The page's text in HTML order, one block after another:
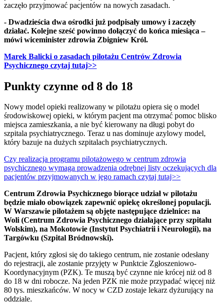
zaczęło przyjmować pacjentów na nowych zasadach.
- Dwadzieścia dwa ośrodki już podpisały umowy i zaczęły
działać. Kolejne sześć powinno dołączyć do końca miesiąca –
mówi wiceminister zdrowia Zbigniew Król.
Marek Balicki o zasadach pilotażu Centrów Zdrowia
Psychicznego czytaj tutaj>>
Punkty czynne od 8 do 18
Nowy model opieki realizowany w pilotażu opiera się o model
środowiskowej opieki, w którym pacjent ma otrzymać pomoc blisko
miejsca zamieszkania, a nie być kierowany na długi pobyt do
szpitala psychiatrycznego. Teraz u nas dominuje azylowy model,
który bazuje na dużych szpitalach psychiatrycznych.
Czy realizacja programu pilotażowego w centrum zdrowia
psychicznego wymaga prowadzenia odrębnej listy oczekujących dla
pacjentów przyjmowanych w jego ramach czytaj tutaj>>
Centrum Zdrowia Psychicznego biorące udział w pilotażu
będzie miało obowiązek zapewnić opiekę określonej populacji.
W Warszawie pilotażem są objęte następujące dzielnice: na
Woli (Centrum Zdrowia Psychicznego działające przy szpitalu
Wolskim), na Mokotowie (Instytut Psychiatrii i Neurologii), na
Targówku (Szpital Bródnowski).
Pacjent, który zgłosi się do takiego centrum, nie zostanie odesłany
do rejestracji, ale zostanie przyjęty w Punktcie Zgłoszeniowo-
Koordynacyjnym (PZK). Te muszą być czynne nie krócej niż od 8
do 18 w dni robocze. Na jeden PZK nie może przypadać więcej niż
80 tys. mieszkańców. W nocy w CZD zostaje lekarz dyżurujący na
oddziale.